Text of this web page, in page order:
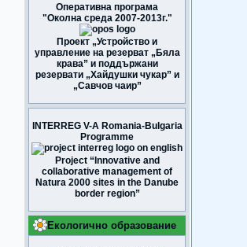
Оперативна програма
"Околна среда 2007-2013г."
Проект „Устройство и
управление на резерват „Бяла
крава” и поддържани
резервати „Хайдушки чукар” и
„Савчов чаир”
INTERREG V-A Romania-Bulgaria
Programme
Project “Innovative and
collaborative management of
Natura 2000 sites in the Danube
border region”
Екологично образование